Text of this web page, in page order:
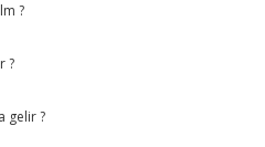
?
?
gelir ?